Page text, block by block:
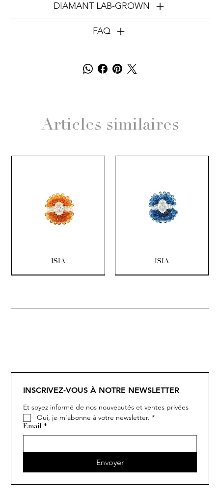
DIAMANT LAB-GROWN
FAQ
Articles similaires
ISIA ISIA
INSCRIVEZ-VOUS À NOTRE NEWSLETTER
Et soyez informé de nos nouveautés et ventes privées
Oui, je m'abonne à votre newsletter. *
Email *
Envoyer